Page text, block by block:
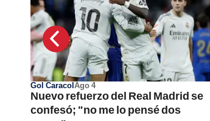
Gol CaracolAgo 4
Nuevo refuerzo del Real Madrid se
confesó; "no me lo pensé dos